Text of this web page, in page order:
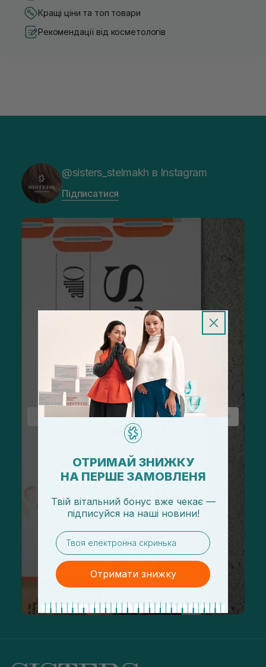
Кращі ціни та топ товари
Рекомендації від косметологів
@sisters_stelmakh в Instagram
Підписатися
ОТРИМАЙ ЗНИЖКУ
НА ПЕРШЕ ЗАМОВЛЕНЯ
Твій вітальний бонус вже чекає —
підписуйся на наші новини!
email
Отримати знижку